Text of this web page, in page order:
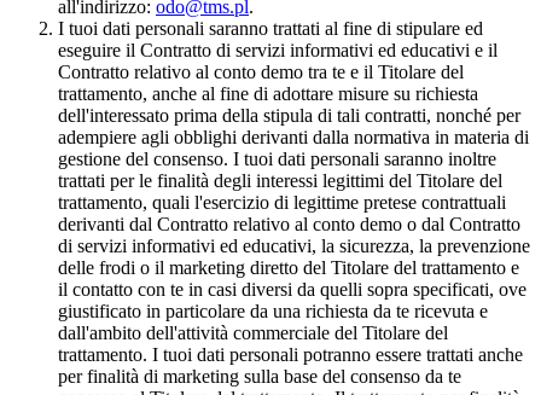
all'indirizzo: odo@tms.pl.
I tuoi dati personali saranno trattati al fine di stipulare ed
eseguire il Contratto di servizi informativi ed educativi e il
Contratto relativo al conto demo tra te e il Titolare del
trattamento, anche al fine di adottare misure su richiesta
dell'interessato prima della stipula di tali contratti, nonché per
adempiere agli obblighi derivanti dalla normativa in materia di
gestione del consenso. I tuoi dati personali saranno inoltre
trattati per le finalità degli interessi legittimi del Titolare del
trattamento, quali l'esercizio di legittime pretese contrattuali
derivanti dal Contratto relativo al conto demo o dal Contratto
di servizi informativi ed educativi, la sicurezza, la prevenzione
delle frodi o il marketing diretto del Titolare del trattamento e
il contatto con te in casi diversi da quelli sopra specificati, ove
giustificato in particolare da una richiesta da te ricevuta e
dall'ambito dell'attività commerciale del Titolare del
trattamento. I tuoi dati personali potranno essere trattati anche
per finalità di marketing sulla base del consenso da te